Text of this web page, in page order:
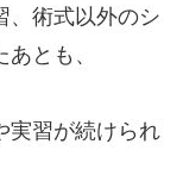
、術式以外のシ
とも、
実習が続けられ